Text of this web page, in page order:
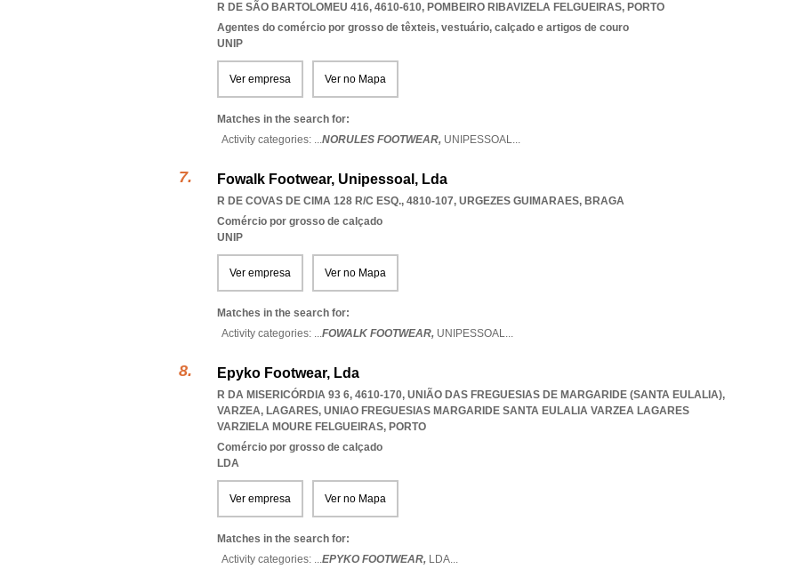
R DE SÃO BARTOLOMEU 416, 4610-610, POMBEIRO RIBAVIZELA FELGUEIRAS, PORTO
Agentes do comércio por grosso de têxteis, vestuário, calçado e artigos de couro
UNIP
Ver empresa Ver no Mapa
Matches in the search for:
Activity categories: ...NORULES FOOTWEAR, UNIPESSOAL...
Fowalk Footwear, Unipessoal, Lda
R DE COVAS DE CIMA 128 R/C ESQ., 4810-107, URGEZES GUIMARAES, BRAGA
Comércio por grosso de calçado
UNIP
Ver empresa Ver no Mapa
Matches in the search for:
Activity categories: ...FOWALK FOOTWEAR, UNIPESSOAL...
Epyko Footwear, Lda
R DA MISERICÓRDIA 93 6, 4610-170, UNIÃO DAS FREGUESIAS DE MARGARIDE (SANTA EULALIA),
VARZEA, LAGARES, UNIAO FREGUESIAS MARGARIDE SANTA EULALIA VARZEA LAGARES
VARZIELA MOURE FELGUEIRAS, PORTO
Comércio por grosso de calçado
LDA
Ver empresa Ver no Mapa
Matches in the search for:
Activity categories: ...EPYKO FOOTWEAR, LDA...